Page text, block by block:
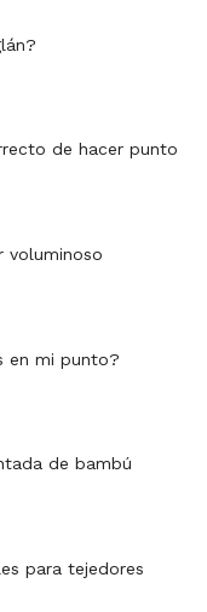
de hacer punto
voluminoso
en mi punto?
de bambú
para tejedores